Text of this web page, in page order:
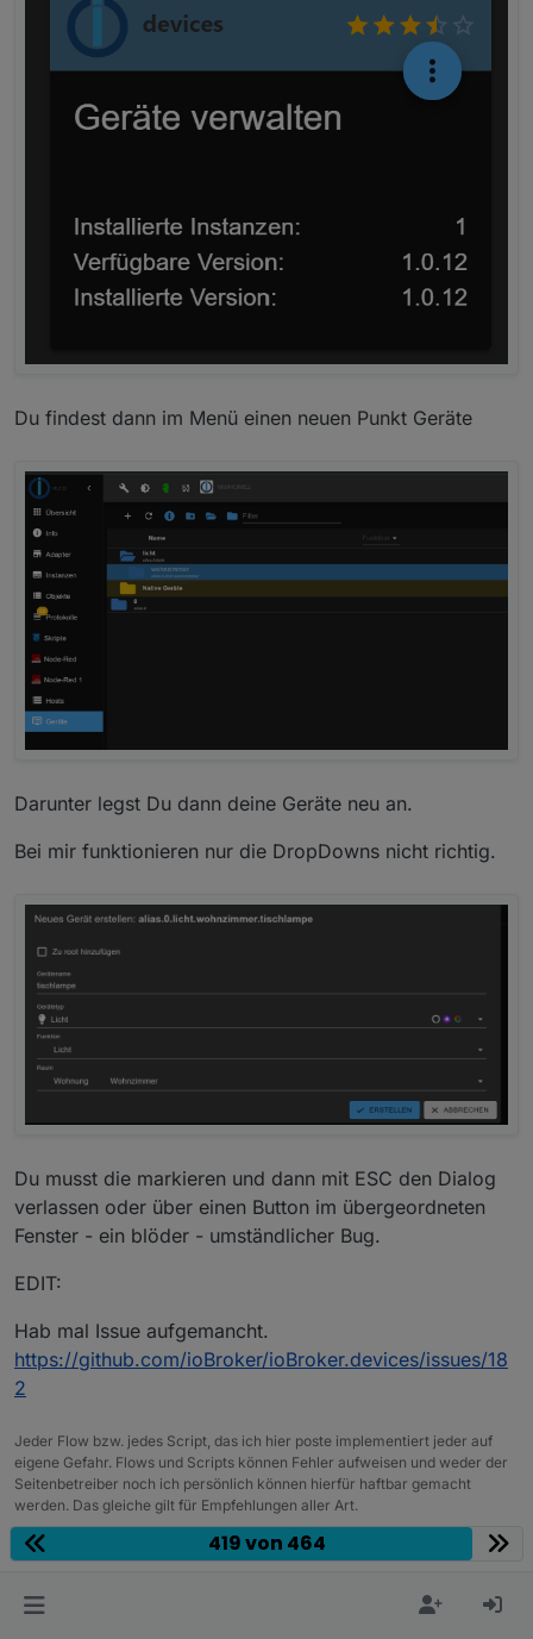
Du findest dann im Menü einen neuen Punkt Geräte
Darunter legst Du dann deine Geräte neu an.
Bei mir funktionieren nur die DropDowns nicht richtig.
Du musst die markieren und dann mit ESC den Dialog
verlassen oder über einen Button im übergeordneten
Fenster - ein blöder - umständlicher Bug.
EDIT:
Hab mal Issue aufgemancht.
https://github.com/ioBroker/ioBroker.devices/issues/18
2
Jeder Flow bzw. jedes Script, das ich hier poste implementiert jeder auf
eigene Gefahr. Flows und Scripts können Fehler aufweisen und weder der
Seitenbetreiber noch ich persönlich können hierfür haftbar gemacht
werden. Das gleiche gilt für Empfehlungen aller Art.
419 von 464